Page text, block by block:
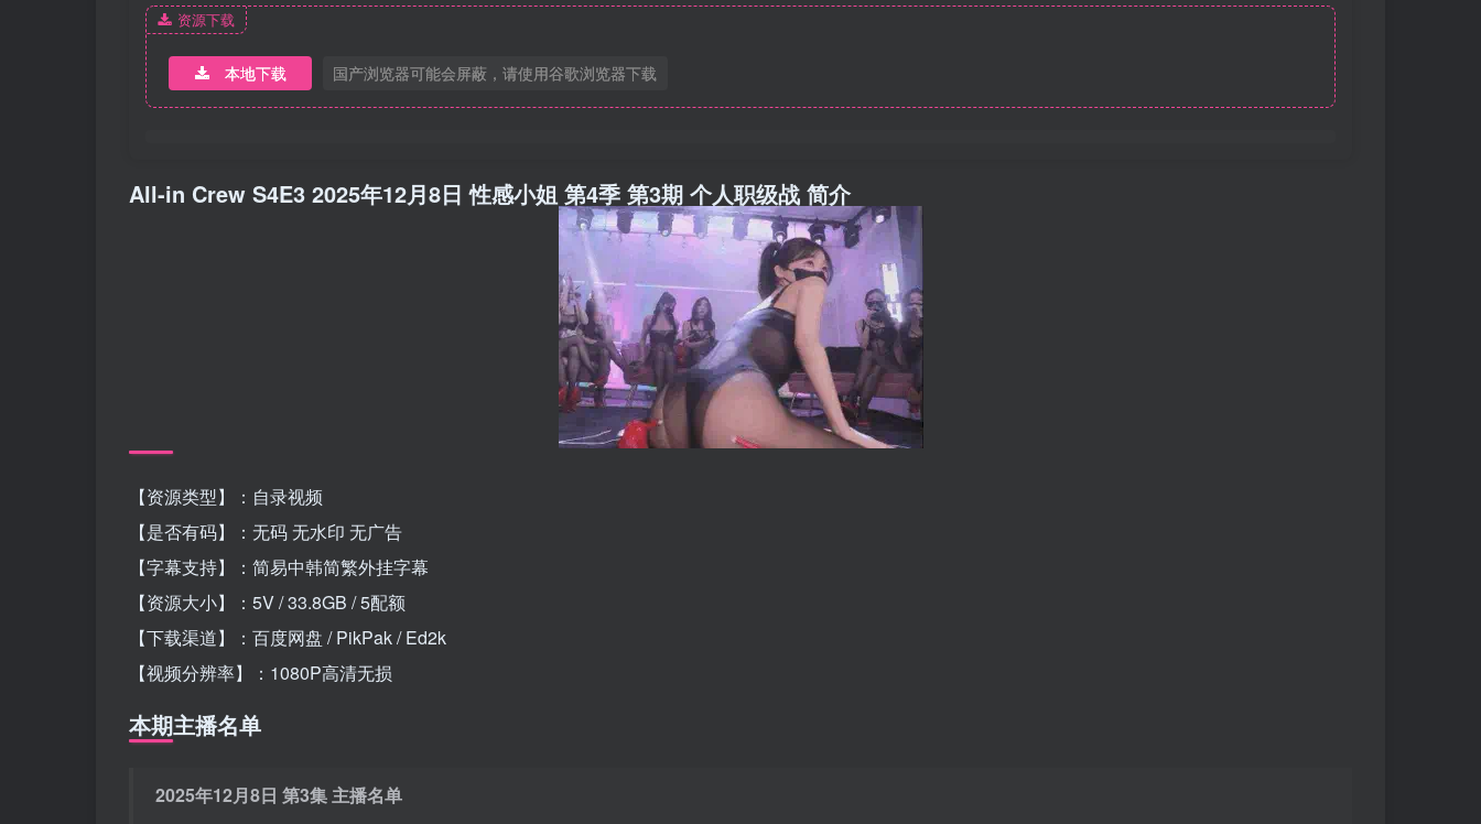
资源下载
本地下载 国产浏览器可能会屏蔽，请使用谷歌浏览器下载
All-in Crew S4E3 2025年12月8日 性感小姐 第4季 第3期 个人职级战 简介
【资源类型】：自录视频
【是否有码】：无码 无水印 无广告
【字幕支持】：简易中韩简繁外挂字幕
【资源大小】：5V / 33.8GB / 5配额
【下载渠道】：百度网盘 / PikPak / Ed2k
【视频分辨率】：1080P高清无损
本期主播名单
2025年12月8日 第3集 主播名单